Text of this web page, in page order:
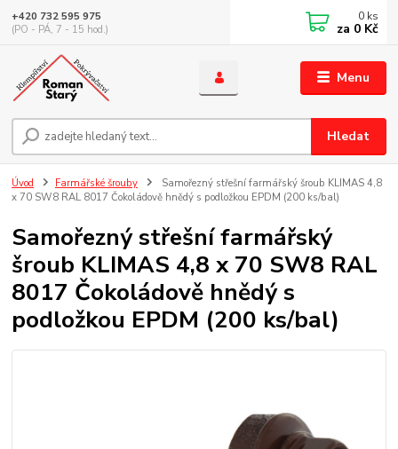
Menu
Hledat
+420 732 595 975
(PO - PÁ, 7 - 15 hod.)
0 ks
za 0 Kč
Úvod Farmářské šrouby
Samořezný střešní farmářský šroub KLIMAS 4,8
x 70 SW8 RAL 8017 Čokoládově hnědý s podložkou EPDM (200 ks/bal)
Samořezný střešní farmářský
šroub KLIMAS 4,8 x 70 SW8 RAL
8017 Čokoládově hnědý s
podložkou EPDM (200 ks/bal)